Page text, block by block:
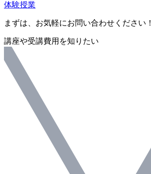
体験授業
まずは、お気軽にお問い合わせください！
講座や受講費用を知りたい